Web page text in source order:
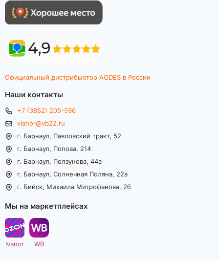
Официальный дистрибьютор AODES в России
Наши контакты
+7 (3852) 205-596
vianor@vb22.ru
г. Барнаул, Павловский тракт, 52
г. Барнаул, Попова, 214
г. Барнаул, Ползунова, 44а
г. Барнаул, Солнечная Поляна, 22а
г. Бийск, Михаила Митрофанова, 2б
Мы на маркетплейсах
Ivanor WB